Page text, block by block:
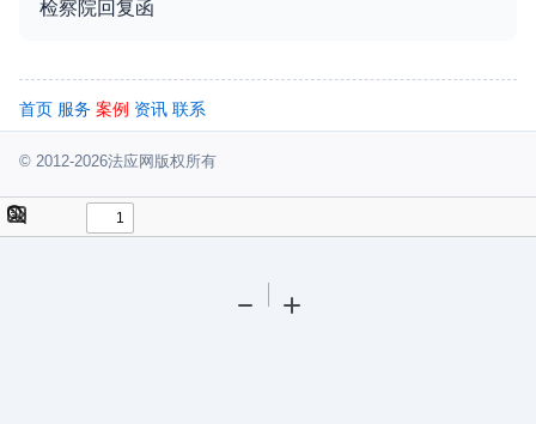
检察院回复函
首页 服务 案例 资讯 联系
© 2012-2026法应网版权所有
Find
Zoom